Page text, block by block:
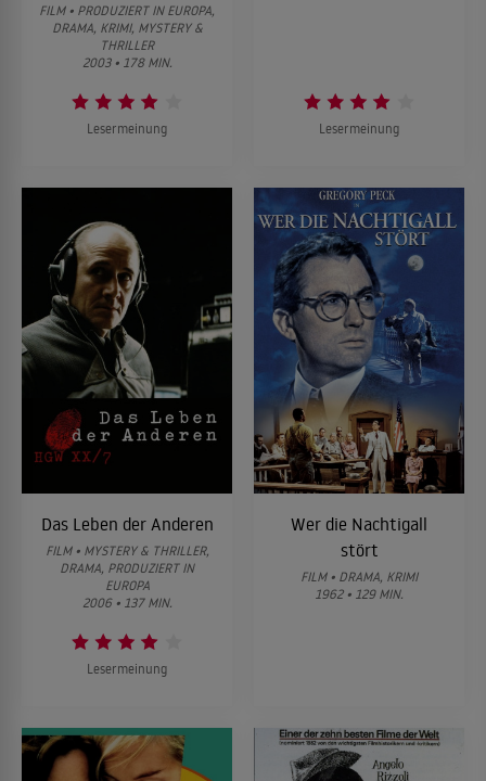
FILM • PRODUZIERT IN EUROPA,
DRAMA, KRIMI, MYSTERY &
THRILLER
2003 • 178 MIN.
Lesermeinung Lesermeinung
Das Leben der Anderen
FILM • MYSTERY & THRILLER,
DRAMA, PRODUZIERT IN
EUROPA
2006 • 137 MIN.
Lesermeinung
Wer die Nachtigall
stört
FILM • DRAMA, KRIMI
1962 • 129 MIN.